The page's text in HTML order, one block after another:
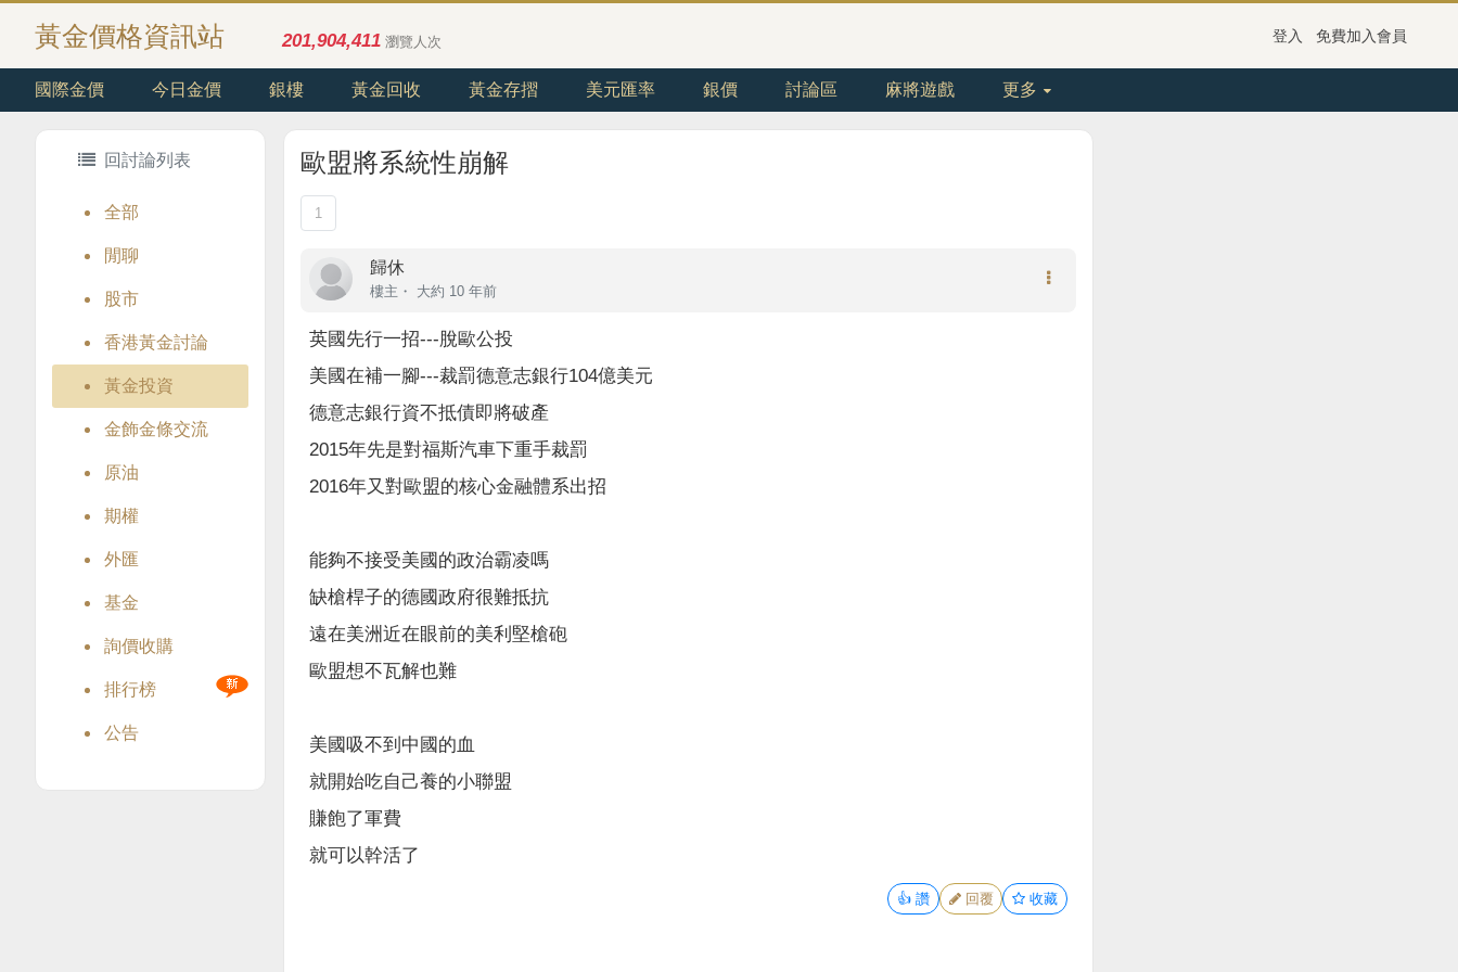
黃金價格資訊站 201,904,411 瀏覽人次 登入 免費加入會員
國際金價 今日金價 銀樓 黃金回收 黃金存摺 美元匯率 銀價 討論區 麻將遊戲 更多
回討論列表
全部
閒聊
股市
香港黃金討論
黃金投資
金飾金條交流
原油
期權
外匯
基金
詢價收購
排行榜
公告
歐盟將系統性崩解
1
歸休
樓主 ・ 大約 10 年前
英國先行一招---脫歐公投
美國在補一腳---裁罰德意志銀行104億美元
德意志銀行資不抵債即將破產
2015年先是對福斯汽車下重手裁罰
2016年又對歐盟的核心金融體系出招
能夠不接受美國的政治霸凌嗎
缺槍桿子的德國政府很難抵抗
遠在美洲近在眼前的美利堅槍砲
歐盟想不瓦解也難
美國吸不到中國的血
就開始吃自己養的小聯盟
賺飽了軍費
就可以幹活了
👍 讚 回覆 收藏